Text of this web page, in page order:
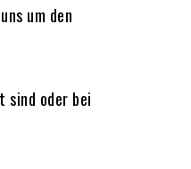
um den
sind oder bei